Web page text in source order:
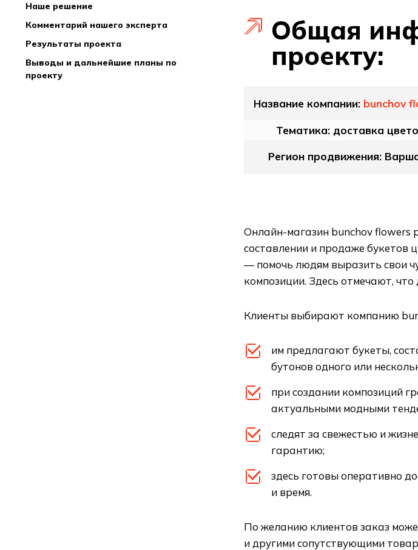
наше решение
комментарий нашего эксперта
результаты проекта
выводы и дальнейшие планы по
проекту
Общая
проекту:
Название компании: bunchov
Тематика: доставка
Регион продвижения:
Онлайн-магазин bunchov flowers
составлении и продаже букетов
— помочь людям выразить свои
композиции. Здесь отмечают,
Клиенты выбирают компанию
им предлагают букеты,
бутонов одного или
при создании композиций
актуальными модными
следят за свежестью и
гарантию;
здесь готовы оперативно
и время.
По желанию клиентов заказ
и другими сопутствующими